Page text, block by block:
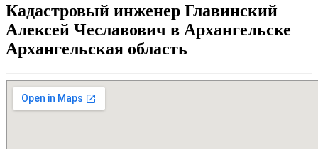
Кадастровый инженер Главинский
Алексей Чеславович в Архангельске
Архангельская область